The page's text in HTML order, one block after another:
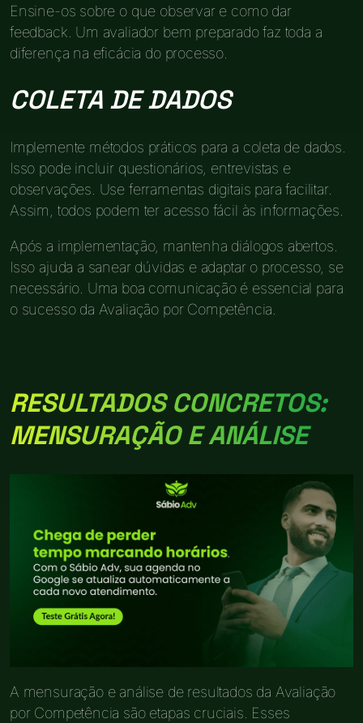
Ensine-os sobre o que observar e como dar
feedback. Um avaliador bem preparado faz toda a
diferença na eficácia do processo.
COLETA DE DADOS
Implemente métodos práticos para a coleta de dados.
Isso pode incluir questionários, entrevistas e
observações. Use ferramentas digitais para facilitar.
Assim, todos podem ter acesso fácil às informações.
Após a implementação, mantenha diálogos abertos.
Isso ajuda a sanear dúvidas e adaptar o processo, se
necessário. Uma boa comunicação é essencial para
o sucesso da Avaliação por Competência.
RESULTADOS CONCRETOS:
MENSURAÇÃO E ANÁLISE
A mensuração e análise de resultados da Avaliação
por Competência são etapas cruciais. Esses